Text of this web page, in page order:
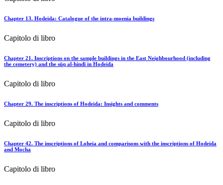
Chapter 13. Hodeida: Catalogue of the intra-moenia buildings
Capitolo di libro
Chapter 21. Inscriptions on the sample buildings in the East Neighbourhood (including
the cemetery) and the sūq al-hindī in Hodeida
Capitolo di libro
Chapter 29. The inscriptions of Hodeida: Insights and comments
Capitolo di libro
Chapter 42. The inscriptions of Loheia and comparisons with the inscriptions of Hodeida
and Mocha
Capitolo di libro